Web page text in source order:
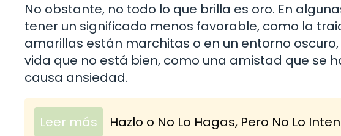
No obstante, no todo lo que brilla es oro. En
tener un significado menos favorable, como la
amarillas están marchitas o en un entorno
vida que no está bien, como una amistad que se
causa ansiedad.
Leer más Hazlo o No Lo Hagas, Pero No Lo